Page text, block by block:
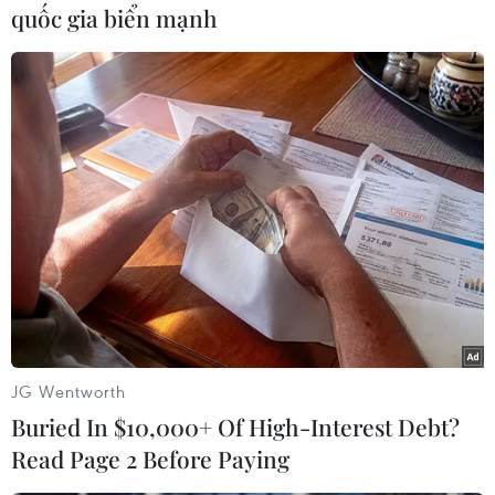
làm việc, gửi Bộ Kế hoạch và Đầu tư trong 03
ngày làm việc kể từ ngày kết thúc làm việc với
các địa phương để tổng hợp.
Bộ Kế hoạch và Đầu tư tổng hợp báo cáo của các
địa phương, báo cáo của các bộ, cơ quan trung
ương, trong đó phân loại các nhóm vấn đề,
thẩm quyền giải quyết, gửi các thành viên
Chính phủ chủ trì đôn đốc làm việc theo phân
công tại Quyết định này.
Các bộ, cơ quan trung ương, địa phương liên
quan có trách nhiệm phối hợp chặt chẽ với đoàn
làm việc, Bộ Kế hoạch và Đầu tư trong thực hiện
nhiệm vụ Thủ tướng Chính phủ giao, bảo đảm
kịp thời, hiệu quả, đúng quy định.
quốc gia biển mạnh
JG Wentworth
Buried In $10,000+ Of High-Interest Debt?
Read Page 2 Before Paying